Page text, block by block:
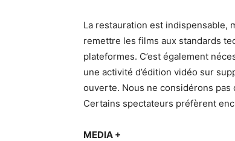
La restauration est indispensable,
remettre les films aux standards
plateformes. C’est également
une activité d’édition vidéo sur
ouverte. Nous ne considérons pas
Certains spectateurs préfèrent
MEDIA +